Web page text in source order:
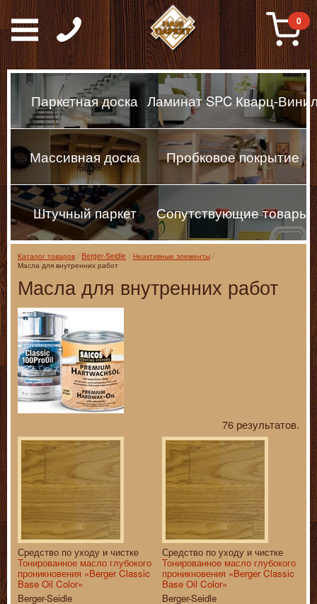
Паркет, Штучный
0
Паркетная доска Ламинат SPC Кварц-
Массивная доска Пробковое покрытие
Штучный паркет Сопутствующие товары
Каталог товаров Berger-Seidle
Неактивные элементы
Масла для внутренних работ
Масла для внутренних работ
76 результатов.
Средство по уходу и чистке
Тонированное масло глубокого
проникновения «Berger Classic
Base Oil Color»
Berger-Seidle
Средство по уходу и чистке
Тонированное масло глубокого
проникновения «Berger Classic
Base Oil Color»
Berger-Seidle